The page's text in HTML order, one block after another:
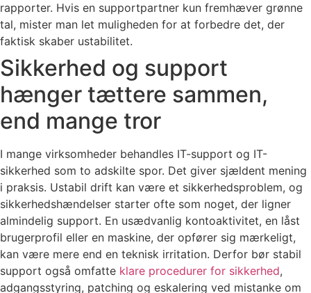
rapporter. Hvis en supportpartner kun fremhæver grønne
tal, mister man let muligheden for at forbedre det, der
faktisk skaber ustabilitet.
Sikkerhed og support
hænger tættere sammen,
end mange tror
I mange virksomheder behandles IT-support og IT-
sikkerhed som to adskilte spor. Det giver sjældent mening
i praksis. Ustabil drift kan være et sikkerhedsproblem, og
sikkerhedshændelser starter ofte som noget, der ligner
almindelig support. En usædvanlig kontoaktivitet, en låst
brugerprofil eller en maskine, der opfører sig mærkeligt,
kan være mere end en teknisk irritation. Derfor bør stabil
support også omfatte klare procedurer for sikkerhed,
adgangsstyring, patching og eskalering ved mistanke om